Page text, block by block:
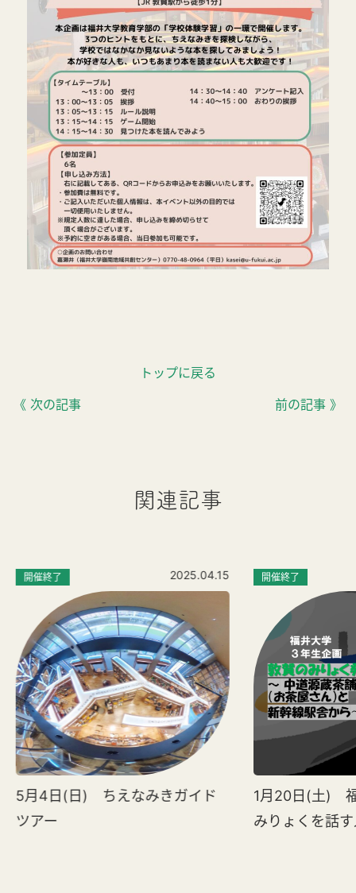
《 次の記事
トップに戻る
前の記事 》
関連記事
開催終了 2025.04.15
5月4日(日) ちえなみきガイド
ツアー
開催終了
1月20日(土)
みりょくを話